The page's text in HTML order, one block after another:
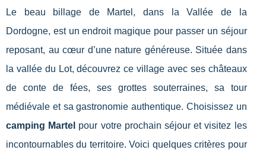
Le beau billage de Martel, dans la Vallée de la
Dordogne, est un endroit magique pour passer un séjour
reposant, au cœur d’une nature généreuse. Située dans
la vallée du Lot, découvrez ce village avec ses châteaux
de conte de fées, ses grottes souterraines, sa tour
médiévale et sa gastronomie authentique. Choisissez un
camping Martel pour votre prochain séjour et visitez les
incontournables du territoire. Voici quelques critères pour